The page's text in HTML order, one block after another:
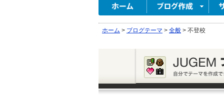
ホーム > ブログテーマ > 全般 > 不登校